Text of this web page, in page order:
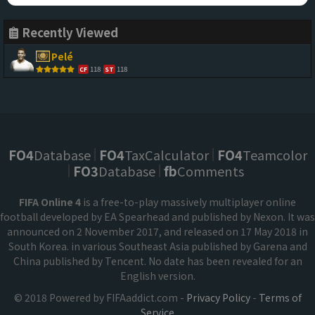
Recently Viewed
Pelé
CF 118 ST 118
FO4Database FO4TaxCalculator FO4Teamcolor
FO3Database fbComments
FIFA Online 4 is a free-to-play massively multiplayer online
football developed by EA Spearhead and published by Nexon. It was
announced on 2 November 2017, and released on 17 May 2018 in
South Korea. in various Southeast Asia published by Garena and
China published by Tencent. No date has been revealed for an
English version.
© 2018 Powered by FIFAaddict.com - Privacy Policy- Terms of